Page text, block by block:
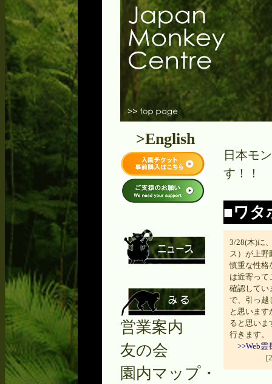
日本モ
す！！
■ワタ
3/28(木)に
ス）が上野
慎重な性格
は近寄って
確認してい
で、引っ越
と思いま
ると思いま
行きます。
>>Web
>English
営業案内
友の会
園内マップ・